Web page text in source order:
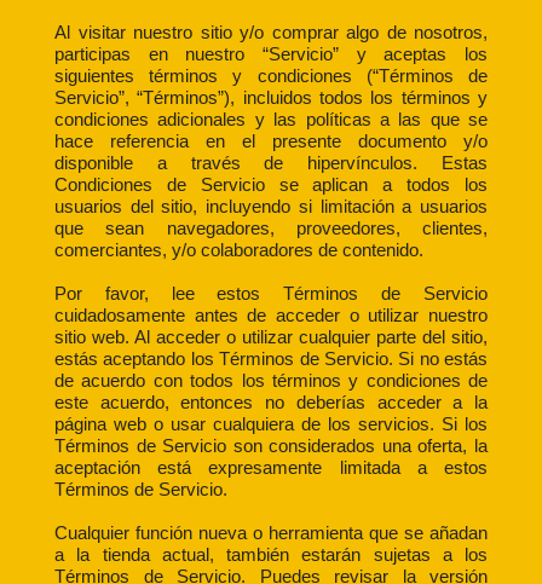
Al visitar nuestro sitio y/o comprar algo de nosotros,
participas en nuestro “Servicio” y aceptas los
siguientes términos y condiciones (“Términos de
Servicio”, “Términos”), incluidos todos los términos y
condiciones adicionales y las políticas a las que se
hace referencia en el presente documento y/o
disponible a través de hipervínculos. Estas
Condiciones de Servicio se aplican a todos los
usuarios del sitio, incluyendo si limitación a usuarios
que sean navegadores, proveedores, clientes,
comerciantes, y/o colaboradores de contenido.
Por favor, lee estos Términos de Servicio
cuidadosamente antes de acceder o utilizar nuestro
sitio web. Al acceder o utilizar cualquier parte del sitio,
estás aceptando los Términos de Servicio. Si no estás
de acuerdo con todos los términos y condiciones de
este acuerdo, entonces no deberías acceder a la
página web o usar cualquiera de los servicios. Si los
Términos de Servicio son considerados una oferta, la
aceptación está expresamente limitada a estos
Términos de Servicio.
Cualquier función nueva o herramienta que se añadan
a la tienda actual, también estarán sujetas a los
Términos de Servicio. Puedes revisar la versión